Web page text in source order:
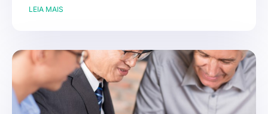
LEIA MAIS